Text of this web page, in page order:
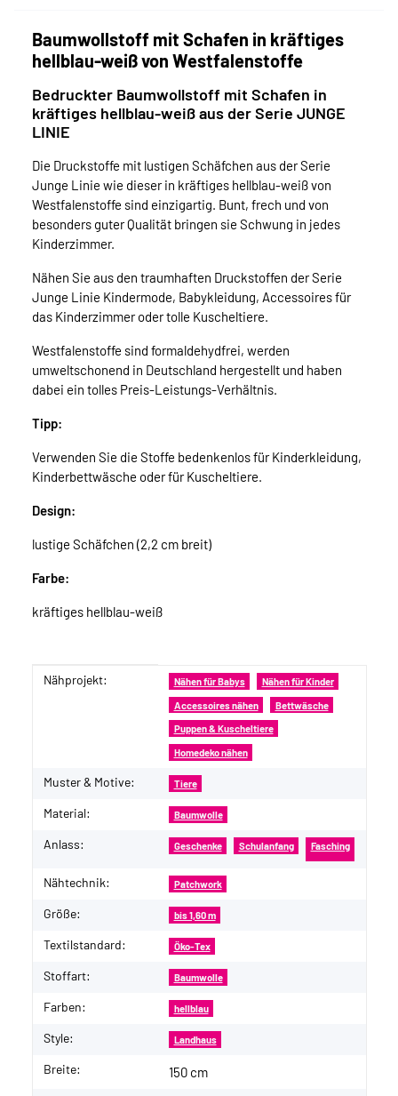
Baumwollstoff mit Schafen in kräftiges
hellblau-weiß von Westfalenstoffe
Bedruckter Baumwollstoff mit Schafen in
kräftiges hellblau-weiß aus der Serie JUNGE
LINIE
Die Druckstoffe mit lustigen Schäfchen aus der Serie
Junge Linie wie dieser in kräftiges hellblau-weiß von
Westfalenstoffe sind einzigartig. Bunt, frech und von
besonders guter Qualität bringen sie Schwung in jedes
Kinderzimmer.
Nähen Sie aus den traumhaften Druckstoffen der Serie
Junge Linie Kindermode, Babykleidung, Accessoires für
das Kinderzimmer oder tolle Kuscheltiere.
Westfalenstoffe sind formaldehydfrei, werden
umweltschonend in Deutschland hergestellt und haben
dabei ein tolles Preis-Leistungs-Verhältnis.
Tipp:
Verwenden Sie die Stoffe bedenkenlos für Kinderkleidung,
Kinderbettwäsche oder für Kuscheltiere.
Design:
lustige Schäfchen (2,2 cm breit)
Farbe:
kräftiges hellblau-weiß
Produkteigenschaft
Wert
Nähprojekt: Nähen für Babys Nähen für Kinder
Accessoires nähen Bettwäsche
Puppen & Kuscheltiere
Homedeko nähen
Muster & Motive: Tiere
Material: Baumwolle
Anlass: Geschenke Schulanfang Fasching
Nähtechnik: Patchwork
Größe: bis 1,60 m
Textilstandard: Öko-Tex
Stoffart: Baumwolle
Farben: hellblau
Style: Landhaus
Breite: 150 cm